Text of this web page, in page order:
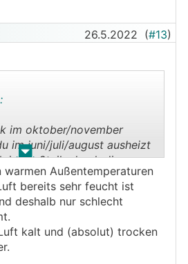
26.5.2022 (#13)
. .
im oktober/november
im juni/juli/august ausheizt
ja großteils durch die warme
da irgendetwas
ich nicht.
Außentemperaturen
bereits sehr feucht ist
deshalb nur schlecht
kalt und (absolut) trocken